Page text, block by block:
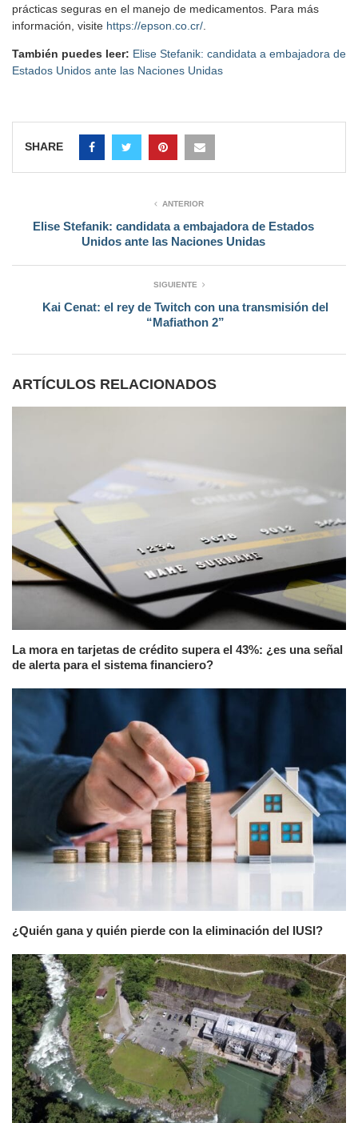
prácticas seguras en el manejo de medicamentos. Para más
información, visite https://epson.co.cr/
También puedes leer: Elise Stefanik: candidata a embajadora de
Estados Unidos ante las Naciones Unidas
SHARE
ANTERIOR
Elise Stefanik: candidata a embajadora de Estados
Unidos ante las Naciones Unidas
SIGUIENTE
Kai Cenat: el rey de Twitch con una transmisión del
“Mafiathon 2”
ARTÍCULOS RELACIONADOS
La mora en tarjetas de crédito supera el 43%: ¿es una señal
de alerta para el sistema financiero?
¿Quién gana y quién pierde con la eliminación del IUSI?